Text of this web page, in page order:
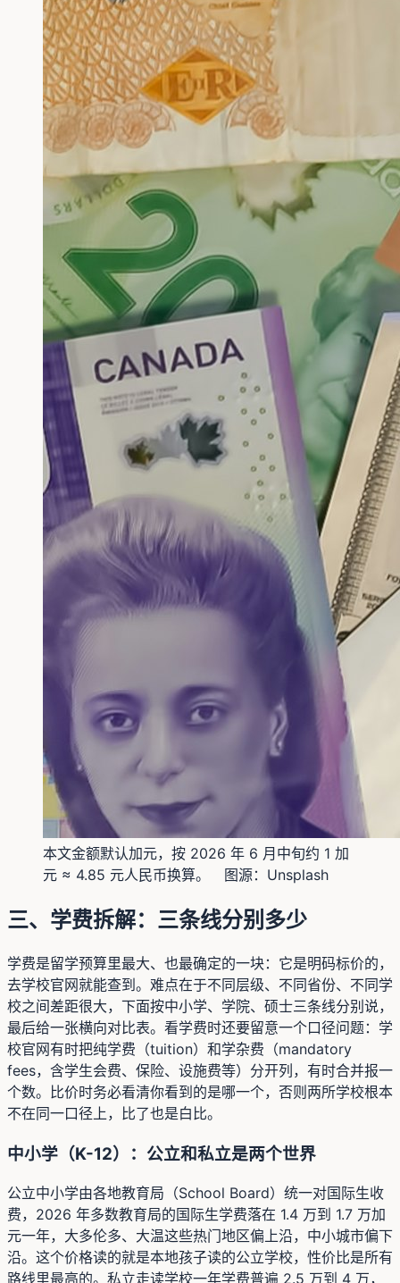
本文金额默认加元，按 2026 年 6 月中旬约 1 加
元 ≈ 4.85 元人民币换算。
图源： Unsplash
三、学费拆解：三条线分别多少
学费是留学预算里最大、也最确定的一块：它是明码标价的，
去学校官网就能查到。难点在于不同层级、不同省份、不同学
校之间差距很大，下面按中小学、学院、硕士三条线分别说，
最后给一张横向对比表。看学费时还要留意一个口径问题：学
校官网有时把纯学费（tuition）和学杂费（mandatory
fees，含学生会费、保险、设施费等）分开列，有时合并报一
个数。比价时务必看清你看到的是哪一个，否则两所学校根本
不在同一口径上，比了也是白比。
中小学（K-12）：公立和私立是两个世界
公立中小学由各地教育局（School Board）统一对国际生收
费，2026 年多数教育局的国际生学费落在 1.4 万到 1.7 万加
元一年，大多伦多、大温这些热门地区偏上沿，中小城市偏下
沿。这个价格读的就是本地孩子读的公立学校，性价比是所有
路线里最高的。私立走读学校一年学费普遍 2.5 万到 4 万，